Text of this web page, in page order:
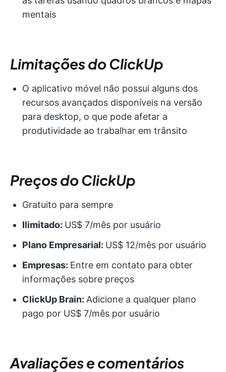
mentais
Limitações do ClickUp
O aplicativo móvel não possui alguns dos
recursos avançados disponíveis na versão
para desktop, o que pode afetar a
produtividade ao trabalhar em trânsito
Preços do ClickUp
Gratuito para sempre
Ilimitado: US$ 7/mês por usuário
Plano Empresarial: US$ 12/mês por usuário
Empresas: Entre em contato para obter
informações sobre preços
ClickUp Brain: Adicione a qualquer plano
pago por US$ 7/mês por usuário
Avaliações e comentários